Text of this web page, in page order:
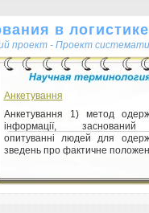
в
проект - Проект
Анкетування
Анкетування 1) метод
інформації,
опитуванні людей для
зведень про фактичне
Принцип историзма